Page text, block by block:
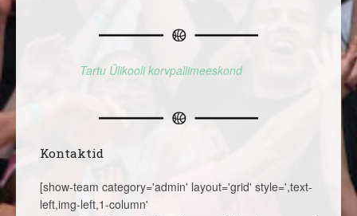
Tartu Ülikooli korvpallimeeskond
Kontaktid
[show-team category='admin' layout='grid' style=',text-
left,img-left,1-column'